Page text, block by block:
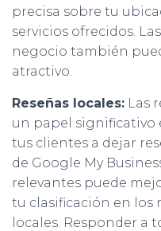
precisa sobre tu
servicios ofrecidos.
negocio también
atractivo.
Reseñas locales: Las
un papel significativo
tus clientes a dejar
de Google My
relevantes puede
tu clasificación en los
locales. Responder a